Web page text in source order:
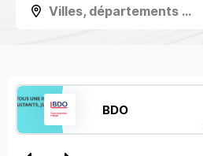
Villes, départements ...
BDO